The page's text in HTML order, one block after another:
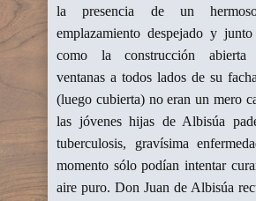
la presencia de un
emplazamiento despejado y
como la construcción abierta
ventanas a todos lados de su
(luego cubierta) no eran un mero
las jóvenes hijas de Albisúa
tuberculosis, gravísima
momento sólo podían intentar
aire puro. Don Juan de Albisúa